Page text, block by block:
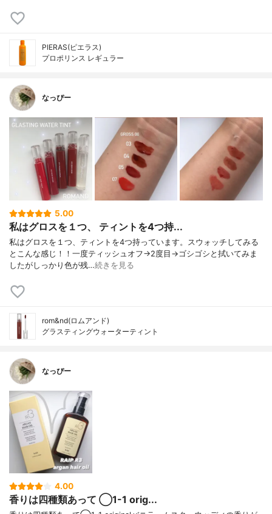
PIERAS(ピエラス)
プロポリンス レギュラー
なっぴー
5.00
私はグロスを１つ、 ティントを4つ持...
私はグロスを１つ、ティントを4つ持っています。スウォッチしてみる
とこんな感じ！！一度ティッシュオフ→2度目→ゴシゴシと拭いてみま
したがしっかり色が残…続きを見る
rom&nd(ロムアンド)
グラスティングウォーターティント
なっぴー
4.00
香りは四種類あって ◯1-1 orig...